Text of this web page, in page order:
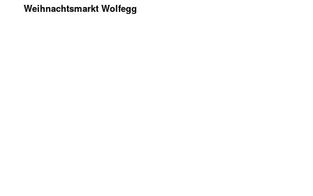
Weihnachtsmarkt Wolfegg